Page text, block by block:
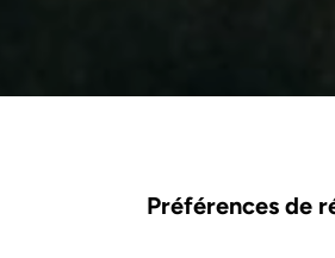
Préférences de